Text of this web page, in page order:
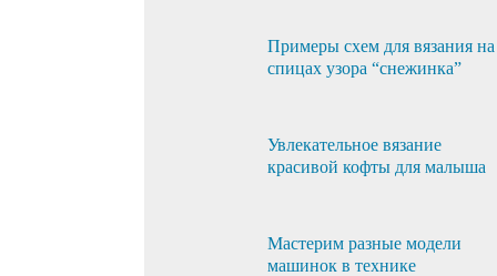
Примеры схем для вязания на
спицах узора “снежинка”
Увлекательное вязание
красивой кофты для малыша
Мастерим разные модели
машинок в технике